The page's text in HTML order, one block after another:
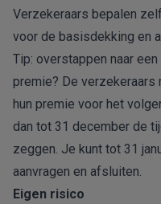
Verzekeraars bepalen
voor de basisdekking en
Tip: overstappen naar
premie? De verzekeraars
hun premie voor het
dan tot 31 december de
zeggen. Je kunt tot 31
aanvragen en afsluiten.
Eigen risico